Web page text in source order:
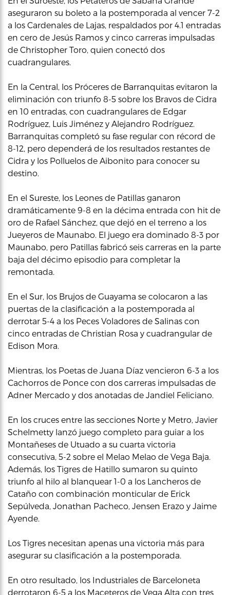
aseguraron su boleto a la postemporada al vencer 7-2
a los Cardenales de Lajas, respaldados por 4.1 entradas
en cero de Jesús Ramos y cinco carreras impulsadas
de Christopher Toro, quien conectó dos
cuadrangulares.
En la Central, los Próceres de Barranquitas evitaron la
eliminación con triunfo 8-5 sobre los Bravos de Cidra
en 10 entradas, con cuadrangulares de Edgar
Rodríguez, Luis Jiménez y Alejandro Rodríguez.
Barranquitas completó su fase regular con récord de
8-12, pero dependerá de los resultados restantes de
Cidra y los Polluelos de Aibonito para conocer su
destino.
En el Sureste, los Leones de Patillas ganaron
dramáticamente 9-8 en la décima entrada con hit de
oro de Rafael Sánchez, que dejó en el terreno a los
Jueyeros de Maunabo. El juego era dominado 8-3 por
Maunabo, pero Patillas fabricó seis carreras en la parte
baja del décimo episodio para completar la
remontada.
En el Sur, los Brujos de Guayama se colocaron a las
puertas de la clasificación a la postemporada al
derrotar 5-4 a los Peces Voladores de Salinas con
cinco entradas de Christian Rosa y cuadrangular de
Edison Mora.
Mientras, los Poetas de Juana Díaz vencieron 6-3 a los
Cachorros de Ponce con dos carreras impulsadas de
Adner Mercado y dos anotadas de Jandiel Feliciano.
En los cruces entre las secciones Norte y Metro, Javier
Schelmetty lanzó juego completo para guiar a los
Montañeses de Utuado a su cuarta victoria
consecutiva, 5-2 sobre el Melao Melao de Vega Baja.
Además, los Tigres de Hatillo sumaron su quinto
triunfo al hilo al blanquear 1-0 a los Lancheros de
Cataño con combinación monticular de Erick
Sepúlveda, Jonathan Pacheco, Jensen Erazo y Jaime
Ayende.
Los Tigres necesitan apenas una victoria más para
asegurar su clasificación a la postemporada.
En otro resultado, los Industriales de Barceloneta
derrotaron 6-5 a los Maceteros de Vega Alta con tres